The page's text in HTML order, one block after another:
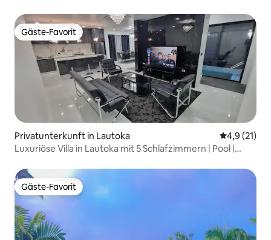
Gäste-Favorit
Gäste-Favorit
Privatunterkunft in Lautoka
4,9 (21)
Luxuriöse Villa in Lautoka mit 5 Schlafzimmern | Pool |
Gäste-Favorit
Gäste-Favorit